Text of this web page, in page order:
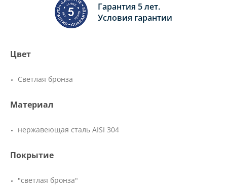
Гарантия 5 лет.
Условия гарантии
Цвет
Светлая бронза
Материал
нержавеющая сталь AISI 304
Покрытие
"светлая бронза"